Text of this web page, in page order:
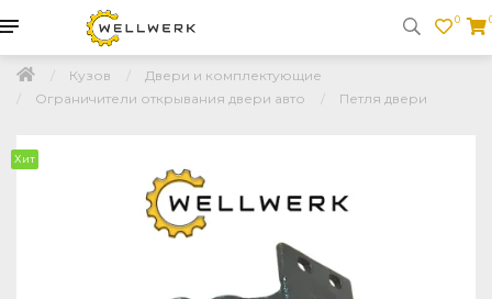
0
Кузов
Двери и комплектующие
Ограничители открывания двери авто
Петля двери
Хит